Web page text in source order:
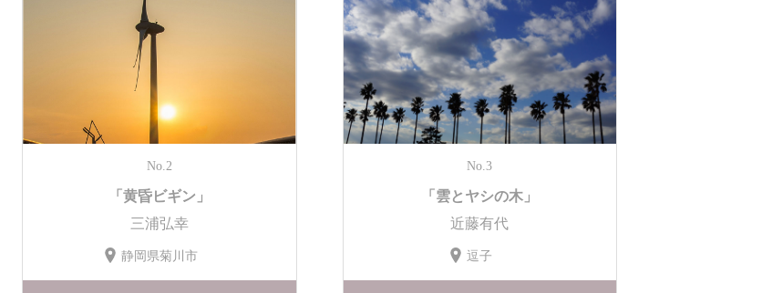
No.2
「黄昏ビギン」
三浦弘幸
静岡県菊川市
No.3
「雲とヤシの木」
近藤有代
逗子